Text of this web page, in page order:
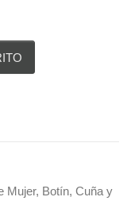
Mujer, Botín, Cuña y